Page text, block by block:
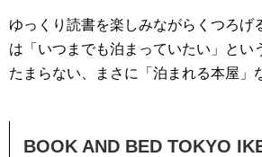
ゆっくり読書を楽しみながらくつろげ
は「いつまでも泊まっていたい」とい
たまらない、まさに「泊まれる本屋」
BOOK AND BED TOKYO